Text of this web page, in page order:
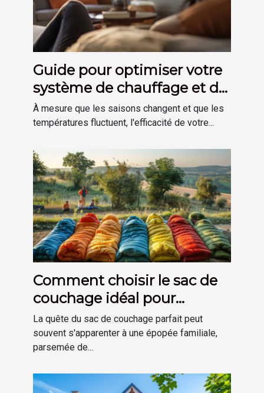
Guide pour optimiser votre
système de chauffage et de
plomberie à domicile
À mesure que les saisons changent et que les
températures fluctuent, l'efficacité de votre...
Comment choisir le sac de
couchage idéal pour
chaque membre de la
famille
La quête du sac de couchage parfait peut
souvent s'apparenter à une épopée familiale,
parsemée de...